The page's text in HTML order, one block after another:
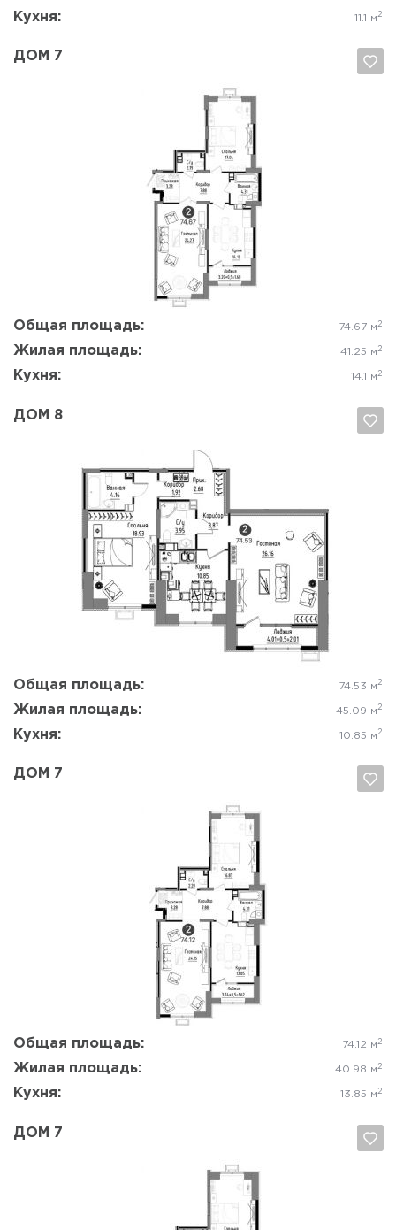
Кухня: 11.1 м 2
ДОМ 7
Общая площадь: 74.67 м 2
Жилая площадь: 41.25 м 2
Кухня: 14.1 м 2
Да, удалить
ДОМ 8
Общая площадь: 74.53 м 2
Жилая площадь: 45.09 м 2
Кухня: 10.85 м 2
Да, удалить Отмена
ДОМ 7
Общая площадь: 74.12 м 2
Жилая площадь: 40.98 м 2
Кухня: 13.85 м 2
Да, удалить Отмена
ДОМ 7